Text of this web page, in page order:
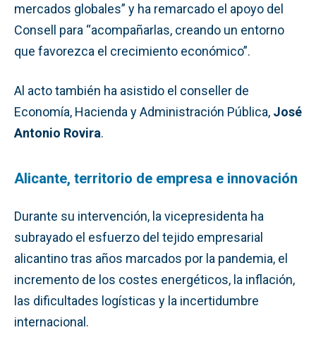
mercados globales” y ha remarcado el apoyo del
Consell para “acompañarlas, creando un entorno
que favorezca el crecimiento económico”.
Al acto también ha asistido el conseller de
Economía, Hacienda y Administración Pública, José
Antonio Rovira.
Alicante, territorio de empresa e innovación
Durante su intervención, la vicepresidenta ha
subrayado el esfuerzo del tejido empresarial
alicantino tras años marcados por la pandemia, el
incremento de los costes energéticos, la inflación,
las dificultades logísticas y la incertidumbre
internacional.